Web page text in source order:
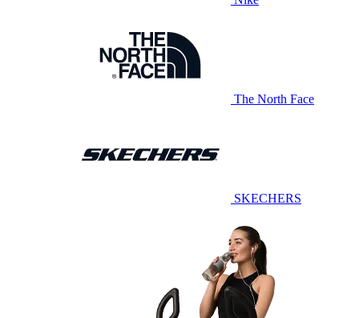
The North Face
SKECHERS